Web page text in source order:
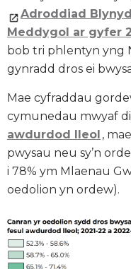
Adroddiad
Meddygol ar gyfer
bob tri phlentyn yng
gynradd dros ei
Mae cyfraddau
cymunedau mwyaf
awdurdod lleol ,
pwysau neu sy’n
i 78% ym Mlaenau
oedolion yn ordew).